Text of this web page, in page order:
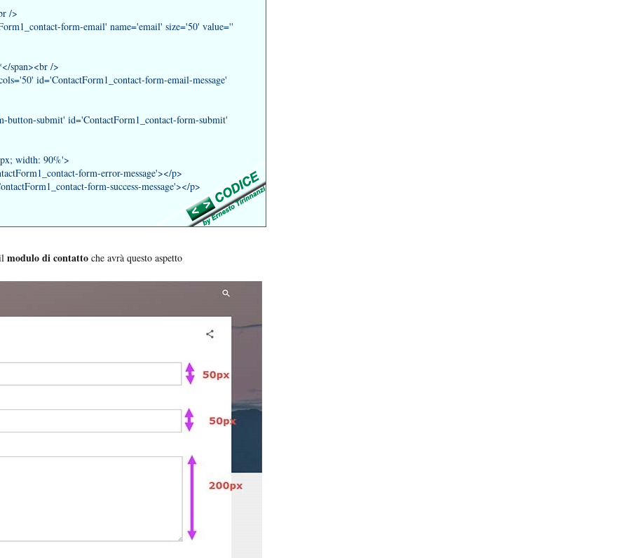
/>
form-email' name='email' size='50' value=''
span><br />
id='ContactForm1_contact-form-email-message'
button-submit' id='ContactForm1_contact-form-submit'
px; width: 90%'>
form-error-message'></p>
form-success-message'></p>
modulo di contatto che avrà questo aspetto